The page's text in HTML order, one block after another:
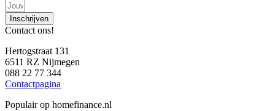
Inschrijven
Contact ons!
Hertogstraat 131
6511 RZ Nijmegen
088 22 77 344
Contactpagina
Populair op homefinance.nl